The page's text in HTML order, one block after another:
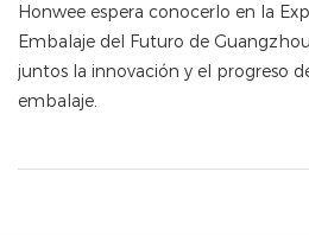
Honwee espera conocerlo en la
Embalaje del Futuro de
juntos la innovación y el progreso
embalaje.